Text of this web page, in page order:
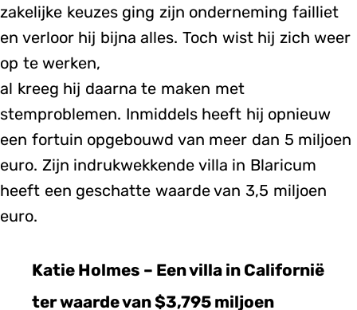
zakelijke keuzes ging zijn onderneming failliet
en verloor hij bijna alles. Toch wist hij zich weer
op te werken,
al kreeg hij daarna te maken met
stemproblemen. Inmiddels heeft hij opnieuw
een fortuin opgebouwd van meer dan 5 miljoen
euro. Zijn indrukwekkende villa in Blaricum
heeft een geschatte waarde van 3,5 miljoen
euro.
Katie Holmes – Een villa in Californië
ter waarde van $3,795 miljoen